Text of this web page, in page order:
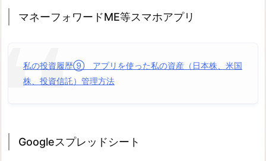
マネーフォワードME等スマホアプリ
私の投資履歴⑨ アプリを使った私の資産（日本株、米国
株、投資信託）管理方法
Googleスプレッドシート